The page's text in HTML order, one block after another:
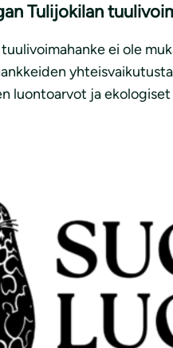
Tulijokilan
ei ole
luontoarvot ja